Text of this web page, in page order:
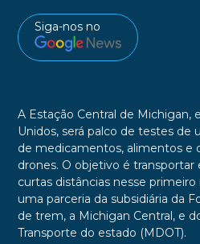
Siga-nos no
A Estação Central de Michigan,
Unidos, será palco de testes
de medicamentos, alimentos e
drones. O objetivo é transportar
curtas distâncias nesse
uma parceria da subsidiária da
de trem, a Michigan Central, e
Transporte do estado (MDOT).